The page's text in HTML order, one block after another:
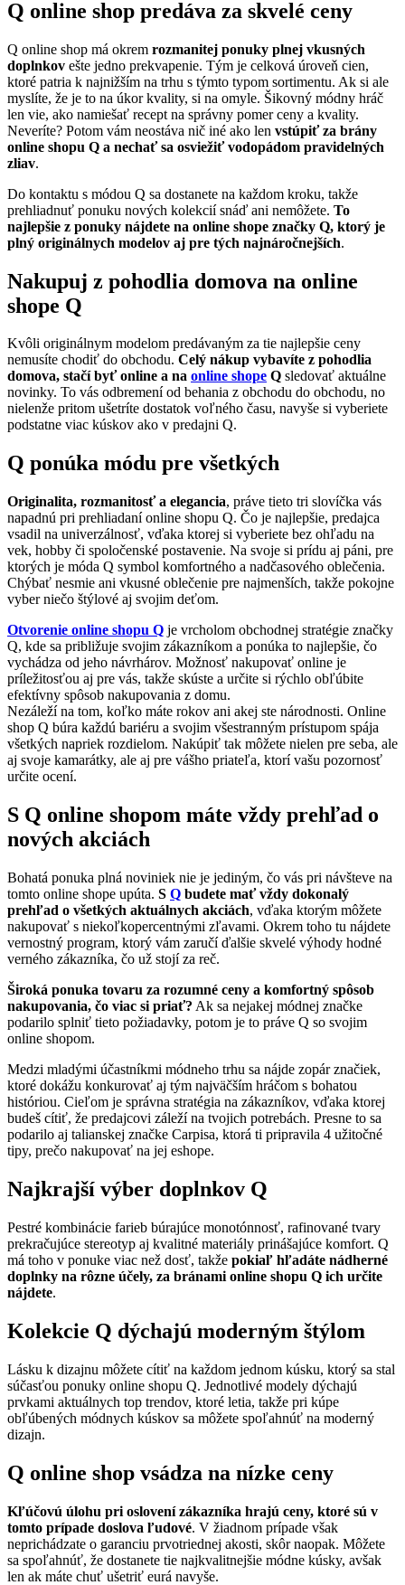
Q online shop predáva za skvelé ceny
Q online shop má okrem rozmanitej ponuky plnej vkusných
doplnkov ešte jedno prekvapenie. Tým je celková úroveň cien,
ktoré patria k najnižším na trhu s týmto typom sortimentu. Ak si ale
myslíte, že je to na úkor kvality, si na omyle. Šikovný módny hráč
len vie, ako namiešať recept na správny pomer ceny a kvality.
Neveríte? Potom vám neostáva nič iné ako len vstúpiť za brány
online shopu Q a nechať sa osviežiť vodopádom pravidelných
zliav.
Do kontaktu s módou Q sa dostanete na každom kroku, takže
prehliadnuť ponuku nových kolekcií snáď ani nemôžete. To
najlepšie z ponuky nájdete na online shope značky Q, ktorý je
plný originálnych modelov aj pre tých najnáročnejších.
Nakupuj z pohodlia domova na online
shope Q
Kvôli originálnym modelom predávaným za tie najlepšie ceny
nemusíte chodiť do obchodu. Celý nákup vybavíte z pohodlia
domova, stačí byť online a na online shope Q sledovať aktuálne
novinky. To vás odbremení od behania z obchodu do obchodu, no
nielenže pritom ušetríte dostatok voľného času, navyše si vyberiete
podstatne viac kúskov ako v predajni Q.
Q ponúka módu pre všetkých
Originalita, rozmanitosť a elegancia, práve tieto tri slovíčka vás
napadnú pri prehliadaní online shopu Q. Čo je najlepšie, predajca
vsadil na univerzálnosť, vďaka ktorej si vyberiete bez ohľadu na
vek, hobby či spoločenské postavenie. Na svoje si prídu aj páni, pre
ktorých je móda Q symbol komfortného a nadčasového oblečenia.
Chýbať nesmie ani vkusné oblečenie pre najmenších, takže pokojne
vyber niečo štýlové aj svojim deťom.
Otvorenie online shopu Q je vrcholom obchodnej stratégie značky
Q, kde sa približuje svojim zákazníkom a ponúka to najlepšie, čo
vychádza od jeho návrhárov. Možnosť nakupovať online je
príležitosťou aj pre vás, takže skúste a určite si rýchlo obľúbite
efektívny spôsob nakupovania z domu.
Nezáleží na tom, koľko máte rokov ani akej ste národnosti. Online
shop Q búra každú bariéru a svojim všestranným prístupom spája
všetkých napriek rozdielom. Nakúpiť tak môžete nielen pre seba, ale
aj svoje kamarátky, ale aj pre vášho priateľa, ktorí vašu pozornosť
určite ocení.
S Q online shopom máte vždy prehľad o
nových akciách
Bohatá ponuka plná noviniek nie je jediným, čo vás pri návšteve na
tomto online shope upúta. S Q budete mať vždy dokonalý
prehľad o všetkých aktuálnych akciách, vďaka ktorým môžete
nakupovať s niekoľkopercentnými zľavami. Okrem toho tu nájdete
vernostný program, ktorý vám zaručí ďalšie skvelé výhody hodné
verného zákazníka, čo už stojí za reč.
Široká ponuka tovaru za rozumné ceny a komfortný spôsob
nakupovania, čo viac si priať? Ak sa nejakej módnej značke
podarilo splniť tieto požiadavky, potom je to práve Q so svojim
online shopom.
Medzi mladými účastníkmi módneho trhu sa nájde zopár značiek,
ktoré dokážu konkurovať aj tým najväčším hráčom s bohatou
históriou. Cieľom je správna stratégia na zákazníkov, vďaka ktorej
budeš cítiť, že predajcovi záleží na tvojich potrebách. Presne to sa
podarilo aj talianskej značke Carpisa, ktorá ti pripravila 4 užitočné
tipy, prečo nakupovať na jej eshope.
Najkrajší výber doplnkov Q
Pestré kombinácie farieb búrajúce monotónnosť, rafinované tvary
prekračujúce stereotyp aj kvalitné materiály prinášajúce komfort. Q
má toho v ponuke viac než dosť, takže pokiaľ hľadáte nádherné
doplnky na rôzne účely, za bránami online shopu Q ich určite
nájdete.
Kolekcie Q dýchajú moderným štýlom
Lásku k dizajnu môžete cítiť na každom jednom kúsku, ktorý sa stal
súčasťou ponuky online shopu Q. Jednotlivé modely dýchajú
prvkami aktuálnych top trendov, ktoré letia, takže pri kúpe
obľúbených módnych kúskov sa môžete spoľahnúť na moderný
dizajn.
Q online shop vsádza na nízke ceny
Kľúčovú úlohu pri oslovení zákazníka hrajú ceny, ktoré sú v
tomto prípade doslova ľudové. V žiadnom prípade však
neprichádzate o garanciu prvotriednej akosti, skôr naopak. Môžete
sa spoľahnúť, že dostanete tie najkvalitnejšie módne kúsky, avšak
len ak máte chuť ušetriť eurá navyše.